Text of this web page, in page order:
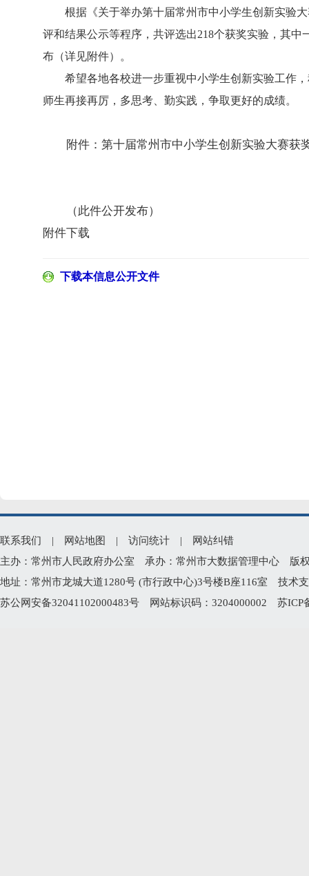
根据《关于举办第十届常州市中小学生创新实验大
评和结果公示等程序，共评选出218个获奖实验，其
布（详见附件）。
希望各地各校进一步重视中小学生创新实验工作，
师生再接再厉，多思考、勤实践，争取更好的成绩。
附件：第十届常州市中小学生创新实验大赛获
（此件公开发布）
附件下载
下载本信息公开文件
联系我们 | 网站地图 | 访问统计 |
网站纠错
主办：常州市人民政府办公室 承办：常州市大数据管理中心 版
地址：常州市龙城大道1280号 (市行政中心)3号楼B座116室 技术
苏公网安备32041102000483号 网站标识码：3204000002 苏ICP